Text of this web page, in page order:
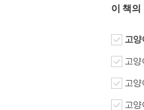
이 책의
고
고
고
고